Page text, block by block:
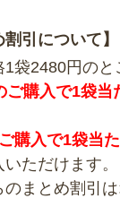
割引について】
1袋2480円のと
ご購入で1袋当
購入で1袋当
ただけます。
まとめ割引